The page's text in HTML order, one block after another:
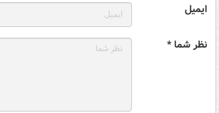
ایمیل
نظر شما *